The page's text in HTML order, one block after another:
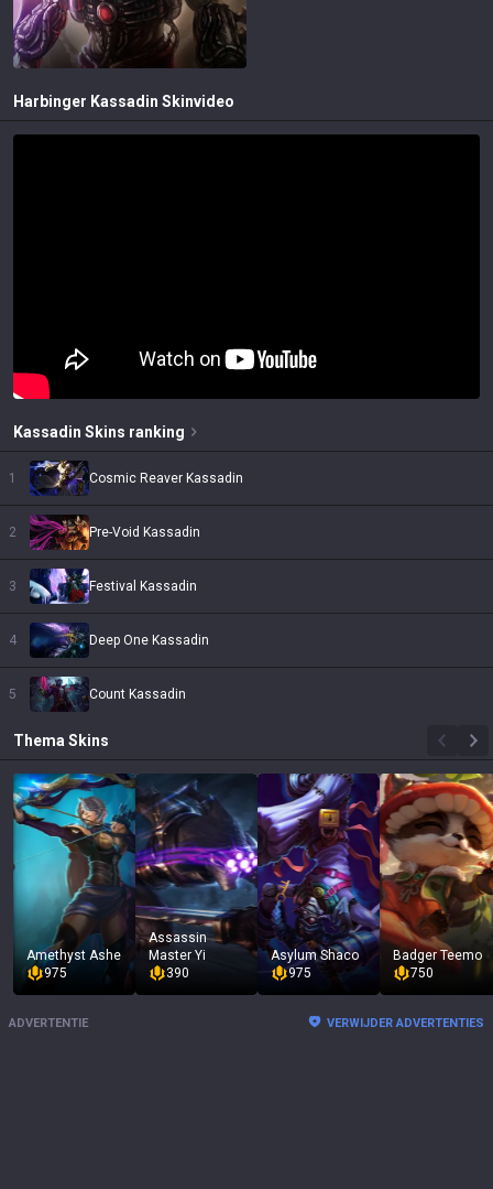
Harbinger Kassadin Skinvideo
Kassadin Skins ranking
1 Cosmic Reaver Kassadin
2 Pre-Void Kassadin
3 Festival Kassadin
4 Deep One Kassadin
5 Count Kassadin
Thema Skins
Amethyst Ashe
975
Assassin
Master Yi
390
Asylum Shaco
975
Badger Teemo
750
ADVERTENTIE VERWIJDER ADVERTENTIES